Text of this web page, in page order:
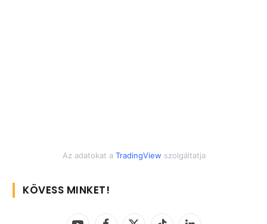
Az adatokat a TradingView szolgáltatja
KÖVESS MINKET!